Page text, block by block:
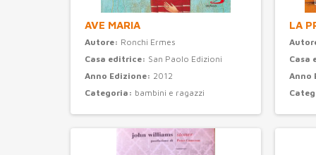
AVE MARIA
Autore: Ronchi Ermes
Casa editrice: San Paolo Edizioni
Anno Edizione: 2012
Categoria: bambini e ragazzi
LA
Casa
Anno